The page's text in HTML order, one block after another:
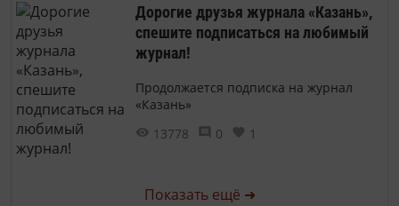
Дорогие друзья журнала «Казань»,
спешите подписаться на любимый
журнал!
Продолжается подписка на журнал
«Казань»
13778
0 1
Показать ещё ➜